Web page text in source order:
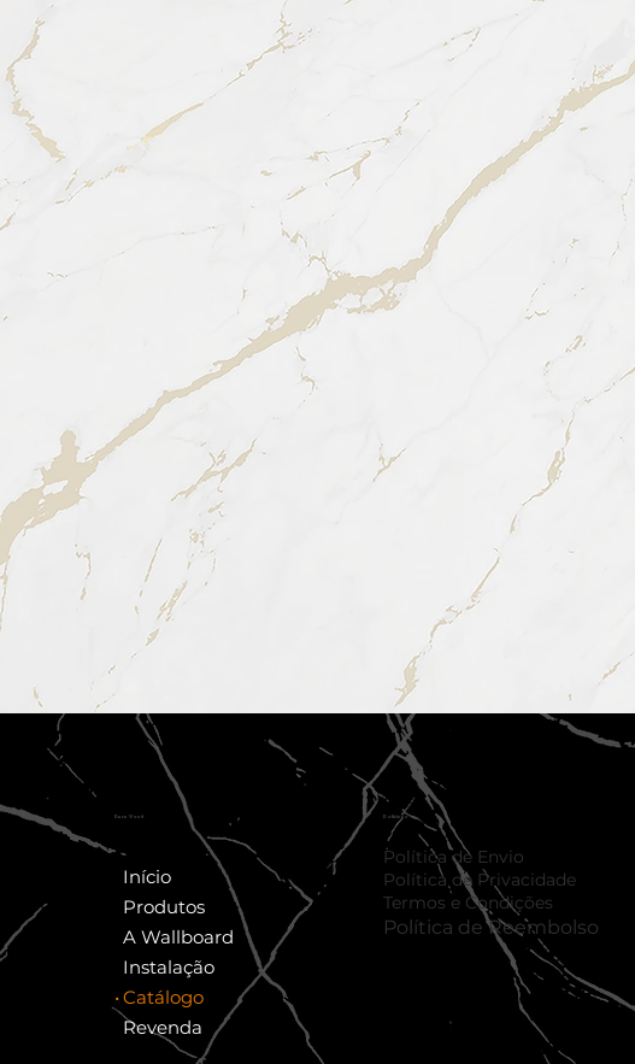
Para Você
Início
Produtos
A Wallboard
Instalação
Catálogo
Revenda
Políticas
Política de Envio
Política de Privacidade
Termos e Condições
Política de Reembolso